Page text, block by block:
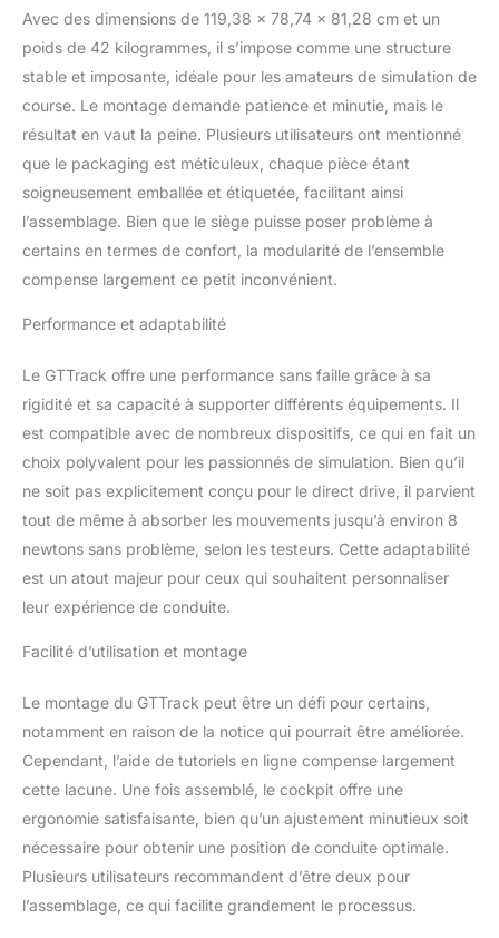
pédales professionnelles
Construit avec une
rigidité pour supporter
les roues à entraînement
direct et les pédales
professionnelles
Supports de siège
universels Next Level
Racing construits en
mm, offrant plus de
rigidité, de portée et de
coureurs sim sérieux Les
supports de siège
universels Next Level
Racing sont compatibles
avec tous les principaux
sièges de course ou
baquets à montage
latéral Construit avec
supporter les roues à
entraînement direct et les
Construit avec une
les roues à entraînement
direct et les pédales
professionnelles
Supports de siège
universels Next Level
Racing construits en
acier au carbone de 5
mm, offrant plus de
raffinement que jamais
Avec des dimensions de 119,38 x 78,74 x 81,28 cm et un
poids de 42 kilogrammes, il s’impose comme une structure
stable et imposante, idéale pour les amateurs de simulation de
course. Le montage demande patience et minutie, mais le
résultat en vaut la peine. Plusieurs utilisateurs ont mentionné
que le packaging est méticuleux, chaque pièce étant
soigneusement emballée et étiquetée, facilitant ainsi
l’assemblage. Bien que le siège puisse poser problème à
certains en termes de confort, la modularité de l’ensemble
compense largement ce petit inconvénient.
Performance et adaptabilité
Le GTTrack offre une performance sans faille grâce à sa
rigidité et sa capacité à supporter différents équipements. Il
est compatible avec de nombreux dispositifs, ce qui en fait un
choix polyvalent pour les passionnés de simulation. Bien qu’il
ne soit pas explicitement conçu pour le direct drive, il parvient
tout de même à absorber les mouvements jusqu’à environ 8
newtons sans problème, selon les testeurs. Cette adaptabilité
est un atout majeur pour ceux qui souhaitent personnaliser
leur expérience de conduite.
Facilité d’utilisation et montage
Le montage du GTTrack peut être un défi pour certains,
notamment en raison de la notice qui pourrait être améliorée.
Cependant, l’aide de tutoriels en ligne compense largement
cette lacune. Une fois assemblé, le cockpit offre une
ergonomie satisfaisante, bien qu’un ajustement minutieux soit
nécessaire pour obtenir une position de conduite optimale.
Plusieurs utilisateurs recommandent d’être deux pour
l’assemblage, ce qui facilite grandement le processus.